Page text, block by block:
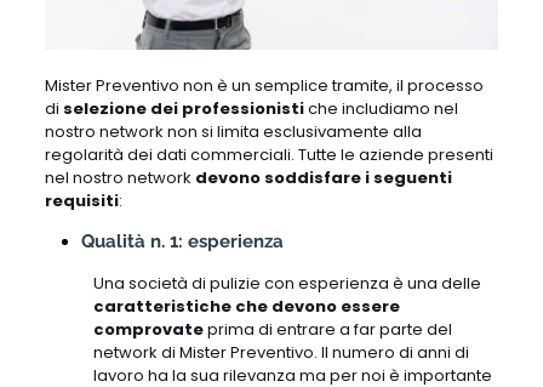
Mister Preventivo non è un semplice tramite, il processo
di selezione dei professionistiche includiamo nel
nostro network non si limita esclusivamente alla
regolarità dei dati commerciali. Tutte le aziende presenti
nel nostro network devono soddisfare i seguenti
requisiti:
Qualità n. 1: esperienza
Una società di pulizie con esperienza è una delle
caratteristiche che devono essere
comprovateprima di entrare a far parte del
network di Mister Preventivo. Il numero di anni di
lavoro ha la sua rilevanza ma per noi è importante